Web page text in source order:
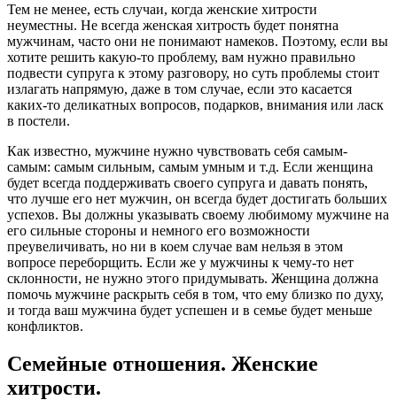
Тем не менее, есть случаи, когда женские хитрости
неуместны. Не всегда женская хитрость будет понятна
мужчинам, часто они не понимают намеков. Поэтому, если вы
хотите решить какую-то проблему, вам нужно правильно
подвести супруга к этому разговору, но суть проблемы стоит
излагать напрямую, даже в том случае, если это касается
каких-то деликатных вопросов, подарков, внимания или ласк
в постели.
Как известно, мужчине нужно чувствовать себя самым-
самым: самым сильным, самым умным и т.д. Если женщина
будет всегда поддерживать своего супруга и давать понять,
что лучше его нет мужчин, он всегда будет достигать больших
успехов. Вы должны указывать своему любимому мужчине на
его сильные стороны и немного его возможности
преувеличивать, но ни в коем случае вам нельзя в этом
вопросе переборщить. Если же у мужчины к чему-то нет
склонности, не нужно этого придумывать. Женщина должна
помочь мужчине раскрыть себя в том, что ему близко по духу,
и тогда ваш мужчина будет успешен и в семье будет меньше
конфликтов.
Семейные отношения. Женские
хитрости.